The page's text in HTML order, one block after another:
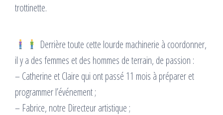
trottinette.
Derrière toute cette lourde machinerie à coordonner,
il y a des femmes et des hommes de terrain, de passion :
– Catherine et Claire qui ont passé 11 mois à préparer et
programmer l’événement ;
– Fabrice, notre Directeur artistique ;